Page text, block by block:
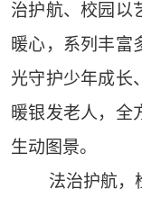
治护航、校园以
暖心，系列丰富
光守护少年成长
暖银发老人，全
生动图景。
法治护航，